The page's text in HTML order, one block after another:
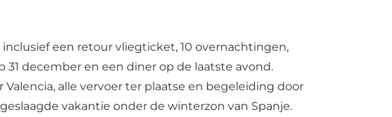
een retour vliegticket, 10 overnachtingen,
december en een diner op de laatste avond.
alle vervoer ter plaatse en begeleiding door
vakantie onder de winterzon van Spanje.